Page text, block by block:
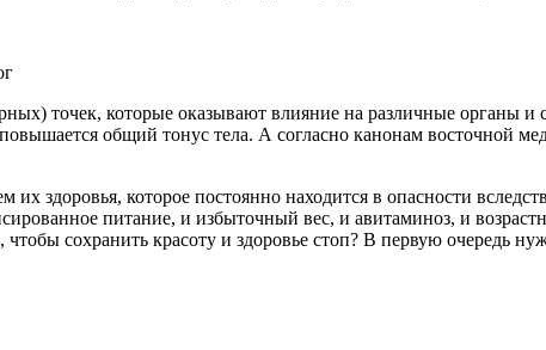
точек, которые оказывают влияние на различные органы и
общий тонус тела. А согласно канонам восточной
здоровья, которое постоянно находится в опасности
питание, и избыточный вес, и авитаминоз, и
сохранить красоту и здоровье стоп? В первую очередь